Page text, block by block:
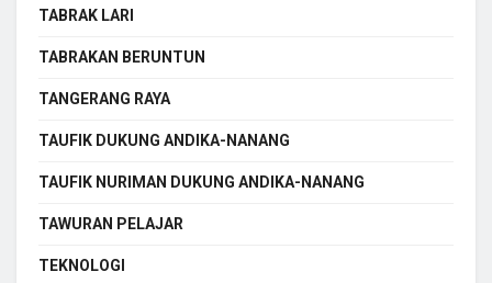
TABRAK LARI
TABRAKAN BERUNTUN
TANGERANG RAYA
TAUFIK DUKUNG ANDIKA-NANANG
TAUFIK NURIMAN DUKUNG ANDIKA-NANANG
TAWURAN PELAJAR
TEKNOLOGI